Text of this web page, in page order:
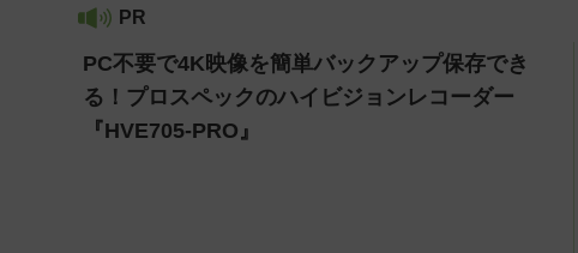
PR
PC不要で4K映像を簡単バックアップ保存でき
る！プロスペックのハイビジョンレコーダー
『HVE705-PRO』